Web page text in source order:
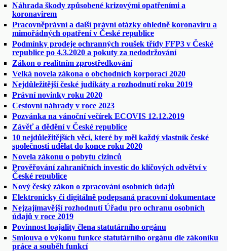
Náhrada škody způsobené krizovými opatřeními a
koronavirem
Pracovněprávní a další právní otázky ohledně koronaviru a
mimořádných opatření v České republice
Podmínky prodeje ochranných roušek třídy FFP3 v České
republice po 4.3.2020 a pokuty za nedodržování
Zákon o realitním zprostředkování
Velká novela zákona o obchodních korporací 2020
Nejdůležitější české judikáty a rozhodnutí roku 2019
Právní novinky roku 2020
Cestovní náhrady v roce 2023
Pozvánka na vánoční večírek ECOVIS 12.12.2019
Závěť a dědění v České republice
10 nejdůležitějších věcí, které by měl každý vlastník české
společnosti udělat do konce roku 2020
Novela zákonu o pobytu cizinců
Prověřování zahraničních investic do klíčových odvětví v
České republice
Nový český zákon o zpracování osobních údajů
Elektronicky či digitálně podepsaná pracovní dokumentace
Nejzajímavější rozhodnutí Úřadu pro ochranu osobních
údajů v roce 2019
Povinnost loajality člena statutárního orgánu
Smlouva o výkonu funkce statutárního orgánu dle zákoníku
práce a souběh funkcí